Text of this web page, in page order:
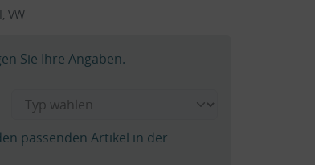
VW
Sie Ihre Angaben.
passenden Artikel in der